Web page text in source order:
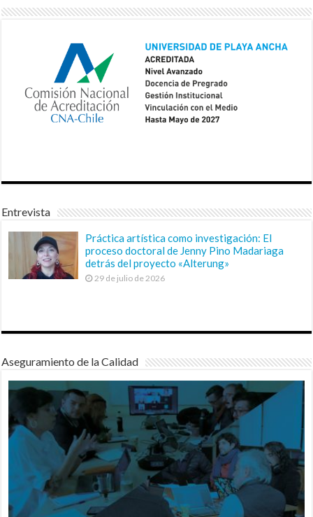
Entrevista
Práctica artística como investigación: El
proceso doctoral de Jenny Pino Madariaga
detrás del proyecto «Alterung»
29 de julio de 2026
Aseguramiento de la Calidad